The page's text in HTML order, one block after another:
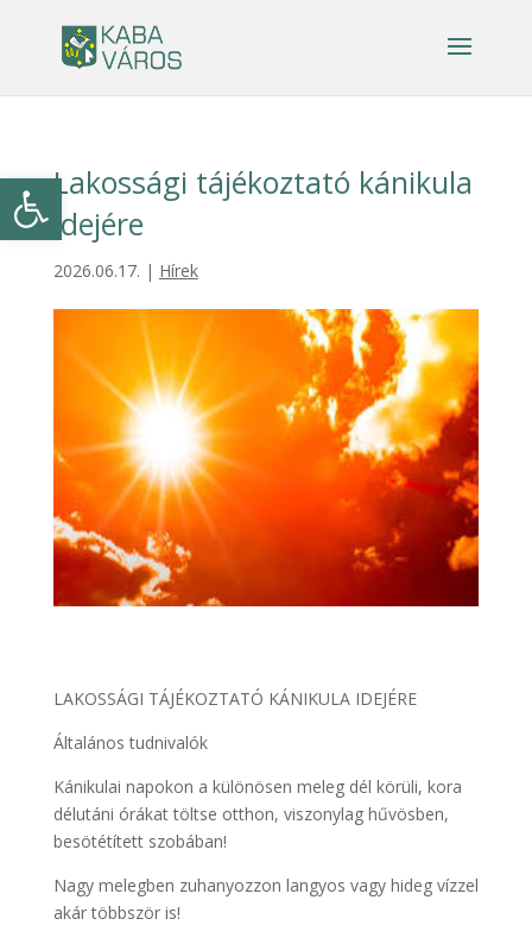
Eszköztár megnyitása
Lakossági tájékoztató kánikula
idejére
2026.06.17. | Hírek
LAKOSSÁGI TÁJÉKOZTATÓ KÁNIKULA IDEJÉRE
Általános tudnivalók
Kánikulai napokon a különösen meleg dél körüli, kora
délutáni órákat töltse otthon, viszonylag hűvösben,
besötétített szobában!
Nagy melegben zuhanyozzon langyos vagy hideg vízzel
akár többször is!